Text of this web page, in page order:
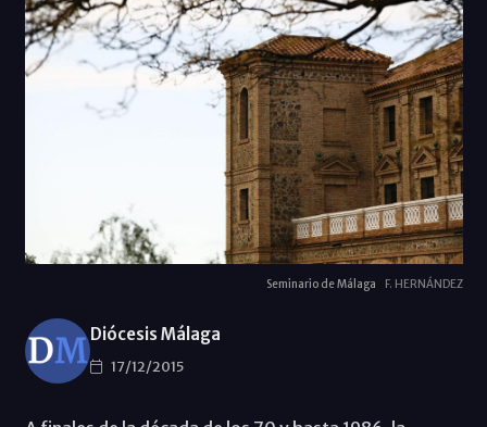
Seminario de Málaga F. HERNÁNDEZ
Diócesis Málaga
17/12/2015